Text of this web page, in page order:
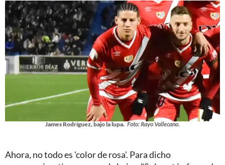
James Rodríguez, bajo la lupa. Foto: Rayo Vallecano.
Ahora, no todo es 'color de rosa'. Para dicho